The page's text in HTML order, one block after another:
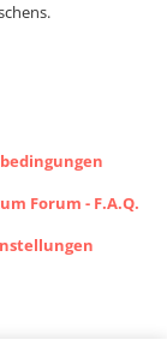
Forum - F.A.Q.